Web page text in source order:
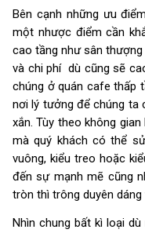
Bên cạnh những ưu
một nhược điểm cần
cao tầng như sân
và chi phí dù cũng sẽ
chúng ở quán cafe thấp
nơi lý tưởng để chúng ta
xắn. Tùy theo không
mà quý khách có thể
vuông, kiểu treo hoặc
đến sự mạnh mẽ cũng
tròn thì trông duyên dáng
Nhìn chung bất kì loại